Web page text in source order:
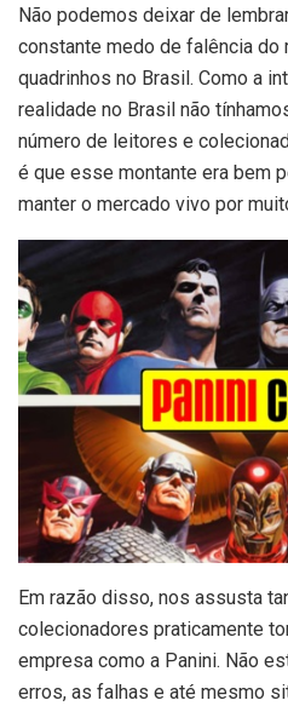
Não podemos deixar de
constante medo de falência
quadrinhos no Brasil. Como a
realidade no Brasil não
número de leitores e
é que esse montante era bem
manter o mercado vivo por
Em razão disso, nos assusta
colecionadores praticamente
empresa como a Panini. Não
erros, as falhas e até mesmo